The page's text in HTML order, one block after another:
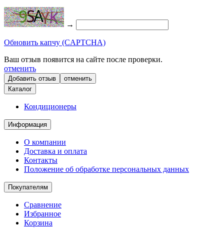
→
Обновить капчу (CAPTCHA)
Ваш отзыв появится на сайте после проверки.
отменить
отменить
Каталог
Кондиционеры
Информация
О компании
Доставка и оплата
Контакты
Положение об обработке персональных данных
Покупателям
Сравнение
Избранное
Корзина